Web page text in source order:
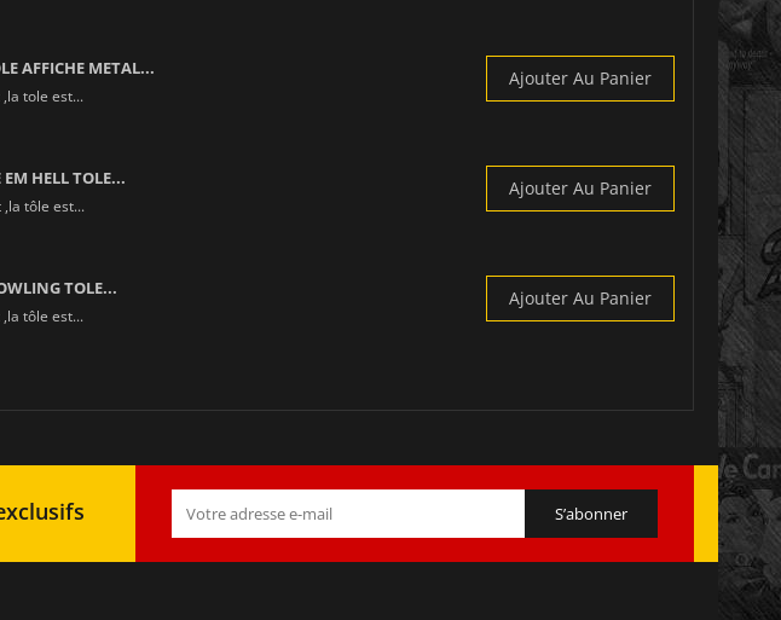
AFFICHE METAL...
tole est...
Ajouter Au Panier
HELL TOLE...
tôle est...
Ajouter Au Panier
TOLE...
tôle est...
Ajouter Au Panier